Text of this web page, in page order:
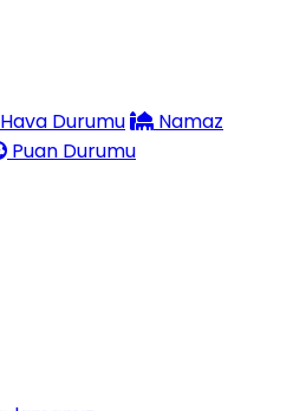
Hava Durumu
Namaz
Puan Durumu